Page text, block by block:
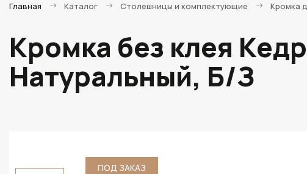
Главная Каталог Столешницы и комплектующие Кромка
Кромка без клея
Натуральный, Б/З
ПОД ЗАКАЗ